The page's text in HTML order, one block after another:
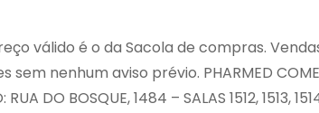
válido é o da Sacola de compras.
aviso prévio. PHARMED
DO BOSQUE, 1484 – SALAS 1512, 1513,